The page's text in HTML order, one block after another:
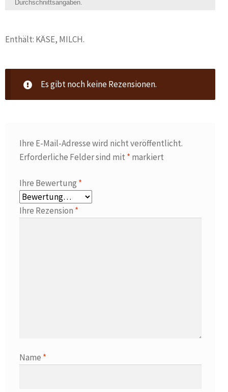
Durchschnittsangaben.
Enthält: KÄSE, MILCH.
Es gibt noch keine Rezensionen.
Ihre E-Mail-Adresse wird nicht veröffentlicht.
Erforderliche Felder sind mit * markiert
Ihre Bewertung *
Ihre Rezension *
Name *